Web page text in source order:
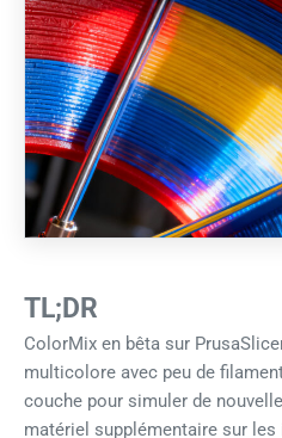
TL;DR
ColorMix en bêta sur
multicolore avec peu de
couche pour simuler de
matériel supplémentaire sur